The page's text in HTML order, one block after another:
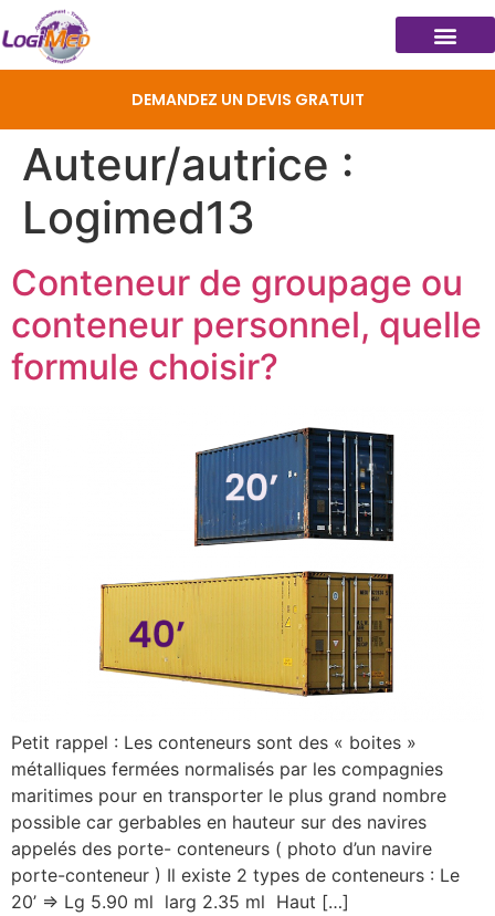
DEMANDEZ UN DEVIS GRATUIT
Auteur/autrice :
Logimed13
Conteneur de groupage ou
conteneur personnel, quelle
formule choisir?
Petit rappel : Les conteneurs sont des « boites »
métalliques fermées normalisés par les compagnies
maritimes pour en transporter le plus grand nombre
possible car gerbables en hauteur sur des navires
appelés des porte- conteneurs ( photo d’un navire
porte-conteneur ) Il existe 2 types de conteneurs : Le
20’ => Lg 5.90 ml larg 2.35 ml Haut […]